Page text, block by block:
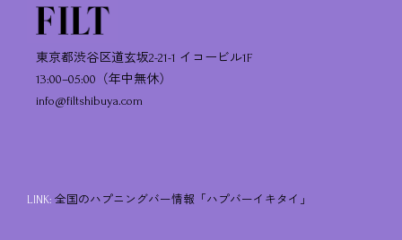
東京都渋谷区道玄坂2-21-1 イコービル1F
13:00–05:00（年中無休）
info@filtshibuya.com
LINK: 全国のハプニングバー情報「ハプバーイキタイ」